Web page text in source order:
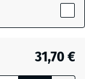
31,70 €